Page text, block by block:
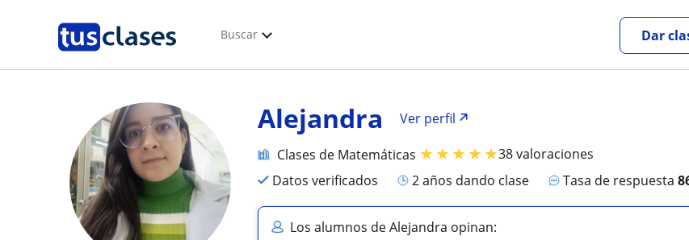
Buscar Dar
Alejandra Ver perfil
Clases de Matemáticas ★★★★★38 valoraciones
Datos verificados
2 años dando clase Tasa de respuesta
Los alumnos de Alejandra opinan: